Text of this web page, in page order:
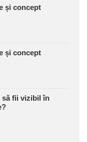
și concept
și concept
să fii vizibil în